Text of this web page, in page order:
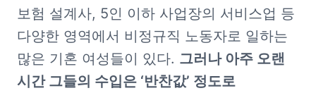
보험 설계사, 5인 이하 사업장의 서비스업 등
다양한 영역에서 비정규직 노동자로 일하는
많은 기혼 여성들이 있다. 그러나 아주 오랜
시간 그들의 수입은 ‘반찬값’ 정도로